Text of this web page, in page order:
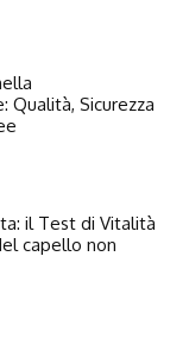
Qualità, Sicurezza
il Test di Vitalità
capello non